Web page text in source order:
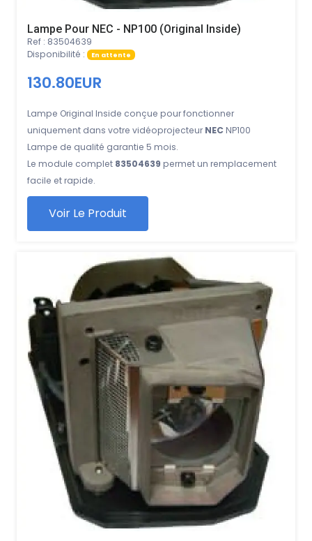
Lampe Pour NEC - NP100 (Original Inside)
Ref : 83504639
Disponibilité :
En attente
130.80EUR
Lampe Original Inside conçue pour fonctionner
uniquement dans votre vidéoprojecteur NECNP100
Lampe de qualité garantie 5 mois.
Le module complet 83504639 permet un remplacement
facile et rapide.
Voir Le Produit